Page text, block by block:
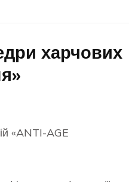
харчових
«ANTI-AGE